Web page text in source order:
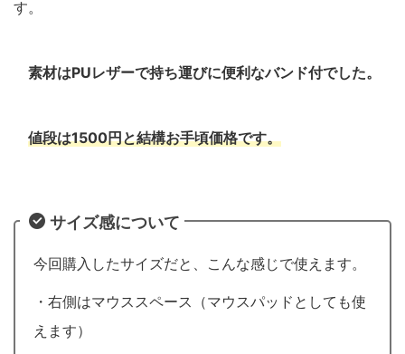
す。
素材はPUレザーで持ち運びに便利なバンド付でした。
値段は1500円と結構お手頃価格です。
サイズ感について
今回購入したサイズだと、こんな感じで使えます。
・右側はマウススペース（マウスパッドとしても使
えます）